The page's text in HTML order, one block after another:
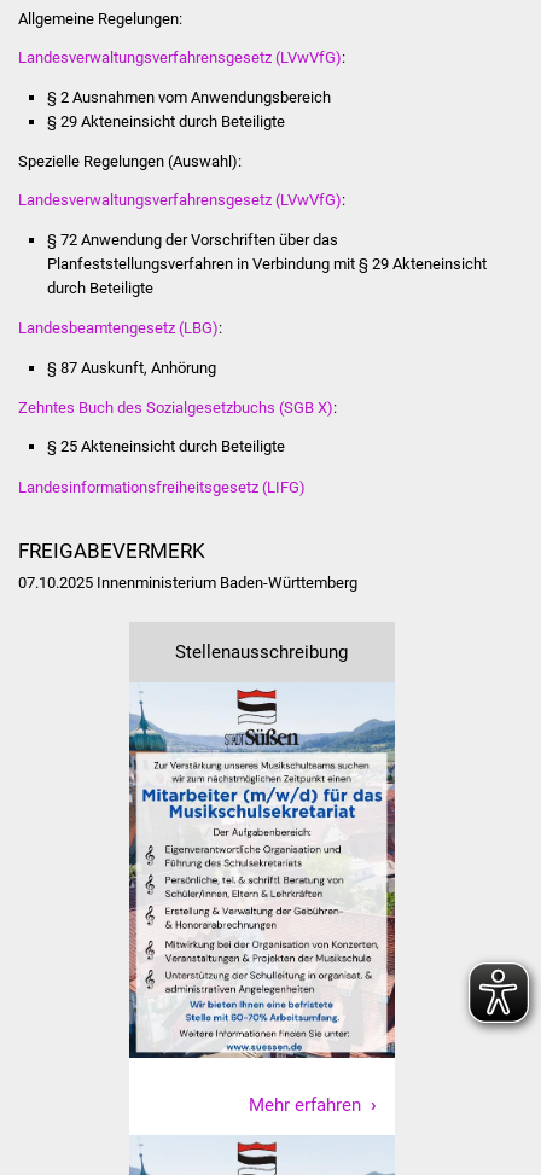
Senioren
Sommerwochen für
Ältere
Kinder und Jugendliche
Migration und Integration
Freundeskreis Asyl
Wohnen
Bauen in Süßen
Wohnimmobilien +
Baugrundstücke
Wirtschaft
Haushalt & Infos
Gewerbeimmobilien
Allgemeine Regelungen:
Landesverwaltungsverfahrensgesetz (LVwVfG):
§ 2 Ausnahmen vom Anwendungsbereich
§ 29 Akteneinsicht durch Beteiligte
Spezielle Regelungen (Auswahl):
Landesverwaltungsverfahrensgesetz (LVwVfG):
§ 72 Anwendung der Vorschriften über das
Planfeststellungsverfahren in Verbindung mit § 29 Akteneinsicht
durch Beteiligte
Landesbeamtengesetz (LBG):
§ 87 Auskunft, Anhörung
Zehntes Buch des Sozialgesetzbuchs (SGB X):
§ 25 Akteneinsicht durch Beteiligte
Landesinformationsfreiheitsgesetz (LIFG)
FREIGABEVERMERK
07.10.2025 Innenministerium Baden-Württemberg
Stellenausschreibung
Mehr erfahren